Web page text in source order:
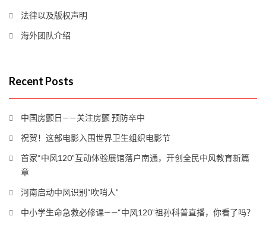
法律以及版权声明
海外团队介绍
Recent Posts
中国房颤日——关注房颤 预防卒中
祝贺！这部电影入围世界卫生组织电影节
首家“中风120”互动体验展馆落户南通，开创全民中风教育新篇
章
河南启动中风识别“吹哨人”
中小学生命急救必修课——“中风120”祖孙科普直播，你看了吗？